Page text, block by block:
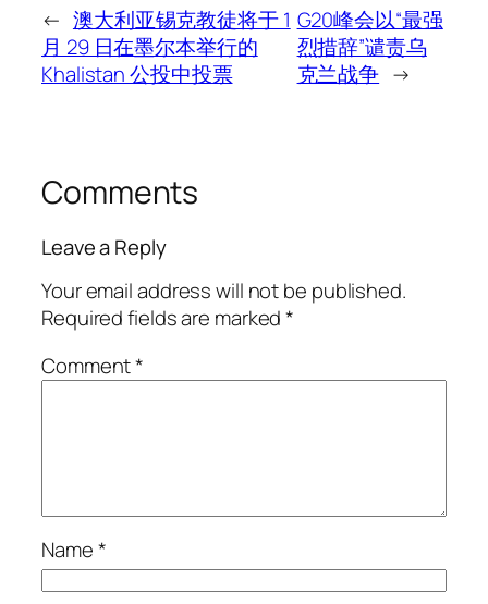
← 澳大利亚锡克教徒将于 1
月 29 日在墨尔本举行的
Khalistan 公投中投票
G20峰会以“最强
烈措辞”谴责乌
克兰战争 →
Comments
Leave a Reply
Your email address will not be published.
Required fields are marked*
Comment*
Name*